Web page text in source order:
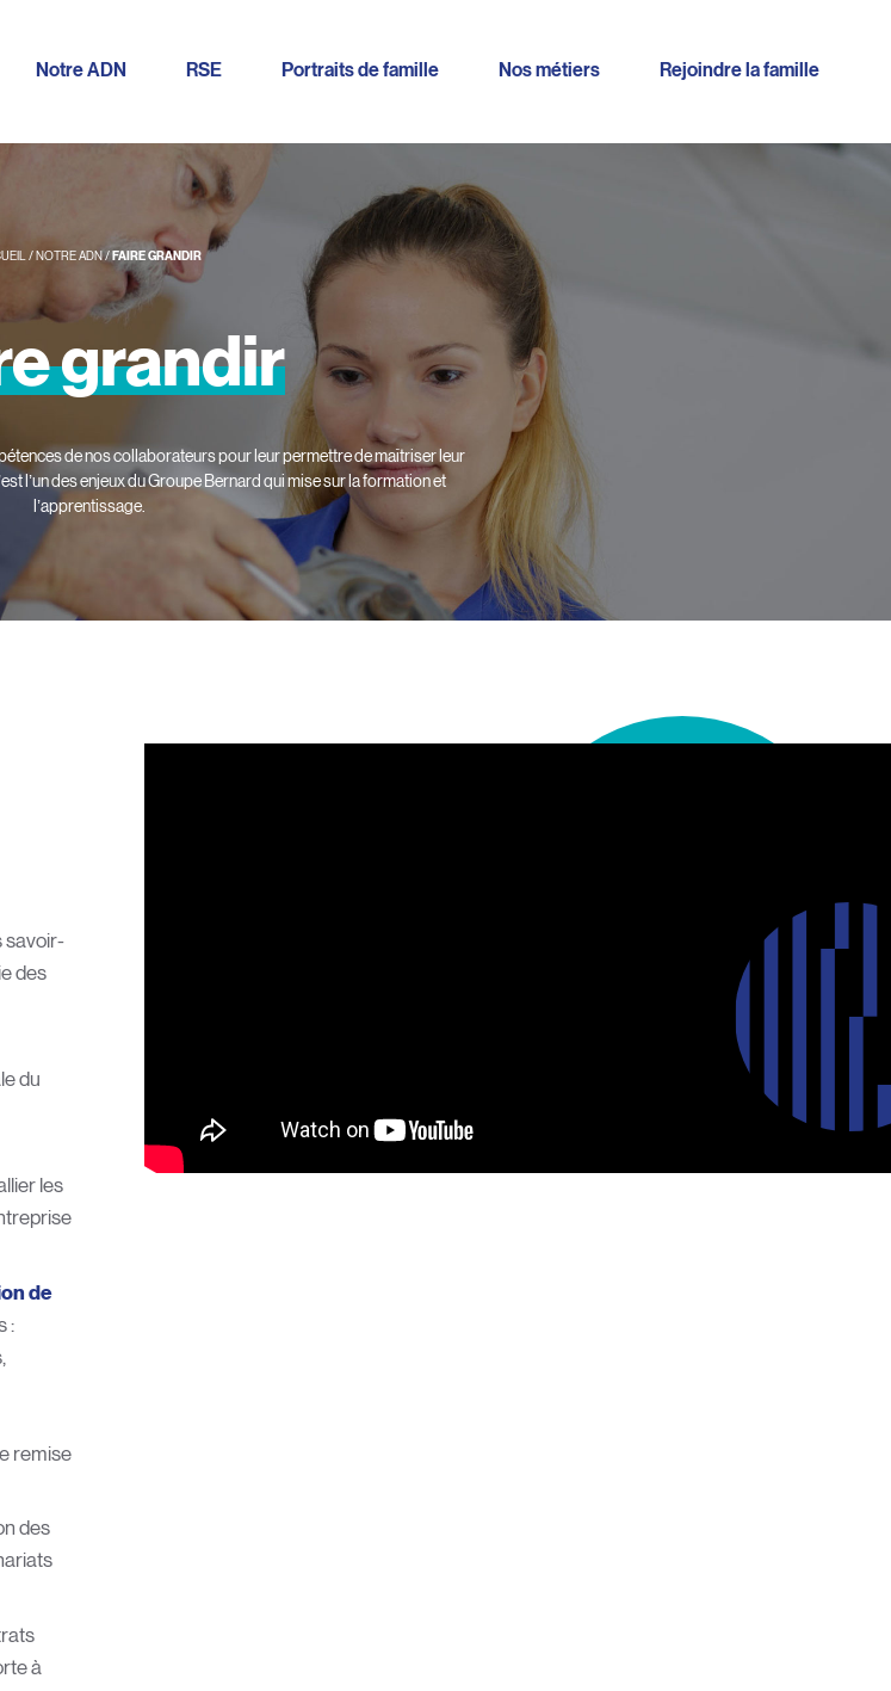
Notre ADN RSE Portraits de famille Nos métiers Rejoindre la famille
/ NOTRE ADN/ FAIRE GRANDIR
grandir
de nos collaborateurs pour leur permettre de maîtriser leur
l’un des enjeux du Groupe Bernard qui mise sur la formation et
l’apprentissage.
savoir-
des
du
les
de
:
remise
des
à